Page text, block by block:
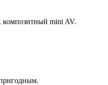
композитный mini AV.